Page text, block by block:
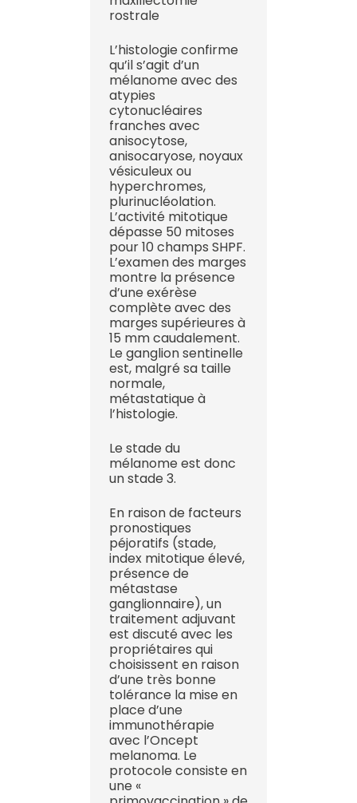
rostrale
L’histologie confirme
qu’il s’agit d’un
mélanome avec des
atypies
cytonucléaires
franches avec
anisocytose,
anisocaryose, noyaux
vésiculeux ou
hyperchromes,
plurinucléolation.
L’activité mitotique
dépasse 50 mitoses
pour 10 champs SHPF.
L’examen des marges
montre la présence
d’une exérèse
complète avec des
marges supérieures à
15 mm caudalement.
Le ganglion sentinelle
est, malgré sa taille
normale,
métastatique à
l’histologie.
Le stade du
mélanome est donc
un stade 3.
En raison de facteurs
pronostiques
péjoratifs (stade,
index mitotique élevé,
présence de
métastase
ganglionnaire), un
traitement adjuvant
est discuté avec les
propriétaires qui
choisissent en raison
d’une très bonne
tolérance la mise en
place d’une
immunothérapie
avec l’Oncept
melanoma. Le
protocole consiste en
une «